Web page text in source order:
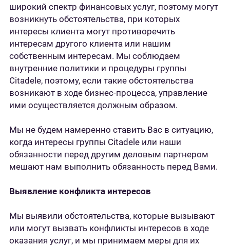
широкий спектр финансовых услуг, поэтому могут
возникнуть обстоятельства, при которых
интересы клиента могут противоречить
интересам другого клиента или нашим
собственным интересам. Мы соблюдаем
внутренние политики и процедуры группы
Citadele, поэтому, если такие обстоятельства
возникают в ходе бизнес-процесса, управление
ими осуществляется должным образом.
Мы не будем намеренно ставить Вас в ситуацию,
когда интересы группы Citadele или наши
обязанности перед другим деловым партнером
мешают нам выполнить обязанность перед Вами.
Выявление конфликта интересов
Мы выявили обстоятельства, которые вызывают
или могут вызвать конфликты интересов в ходе
оказания услуг, и мы принимаем меры для их